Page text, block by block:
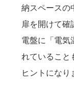
納スペースの
扉を開けて確
電盤に「電気
れていること
ヒントになり